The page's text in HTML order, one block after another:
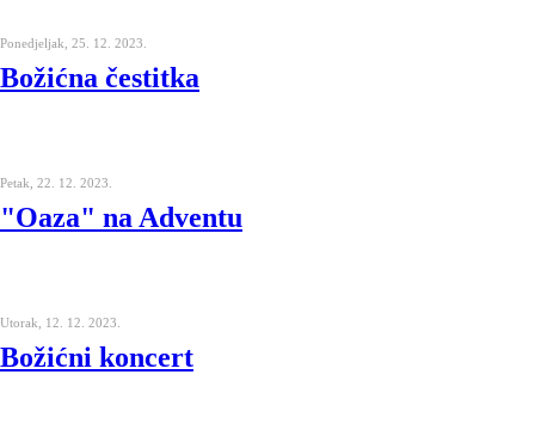
Ponedjeljak, 25. 12. 2023.
Božićna čestitka
Petak, 22. 12. 2023.
"Oaza" na Adventu
Utorak, 12. 12. 2023.
Božićni koncert